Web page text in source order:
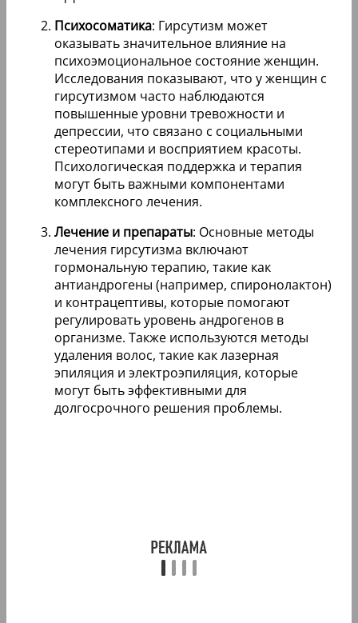
Психосоматика: Гирсутизм может
оказывать значительное влияние на
психоэмоциональное состояние женщин.
Исследования показывают, что у женщин с
гирсутизмом часто наблюдаются
повышенные уровни тревожности и
депрессии, что связано с социальными
стереотипами и восприятием красоты.
Психологическая поддержка и терапия
могут быть важными компонентами
комплексного лечения.
Лечение и препараты: Основные методы
лечения гирсутизма включают
гормональную терапию, такие как
антиандрогены (например, спиронолактон)
и контрацептивы, которые помогают
регулировать уровень андрогенов в
организме. Также используются методы
удаления волос, такие как лазерная
эпиляция и электроэпиляция, которые
могут быть эффективными для
долгосрочного решения проблемы.